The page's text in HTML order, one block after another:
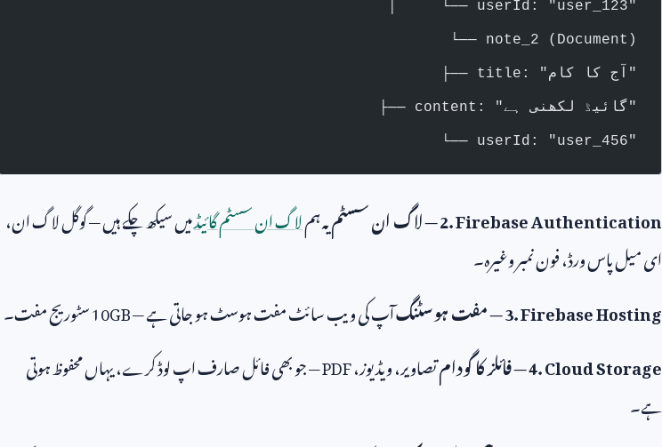
  │     └── userId: "user_123"
  └── note_2 (Document)
        ├── title: "آج کا کام"
        ├── content: "گائیڈ لکھنی ہے"
        └── userId: "user_456"
2. Firebase Authentication— لاگ ان سسٹمیہ ہملاگ ان سسٹم گائیڈمیں سیکھ چکے ہیں — گوگل لاگ ان،
ای میل پاس ورڈ، فون نمبر وغیرہ۔
3. Firebase Hosting— مفت ہوسٹنگآپ کی ویب سائٹ مفت ہوسٹ ہو جاتی ہے —10GBسٹوریج مفت۔
4. Cloud Storage— فائلز کا گودامتصاویر، ویڈیوز،PDF— جو بھی فائل صارف اپ لوڈ کرے، یہاں محفوظ ہوتی
ہے۔